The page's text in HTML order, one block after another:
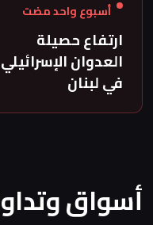
أسبوع واحد مضت
ارتفاع حصيلة
العدوان الإسرائيلي
في لبنان
أسواق